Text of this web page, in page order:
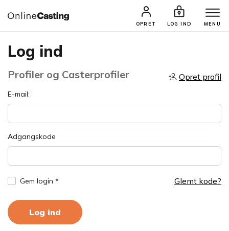
OPRET LOG IND MENU
Log ind
Profiler og Casterprofiler Opret profil
E-mail:
Adgangskode
Gem login * Glemt kode?
Log ind